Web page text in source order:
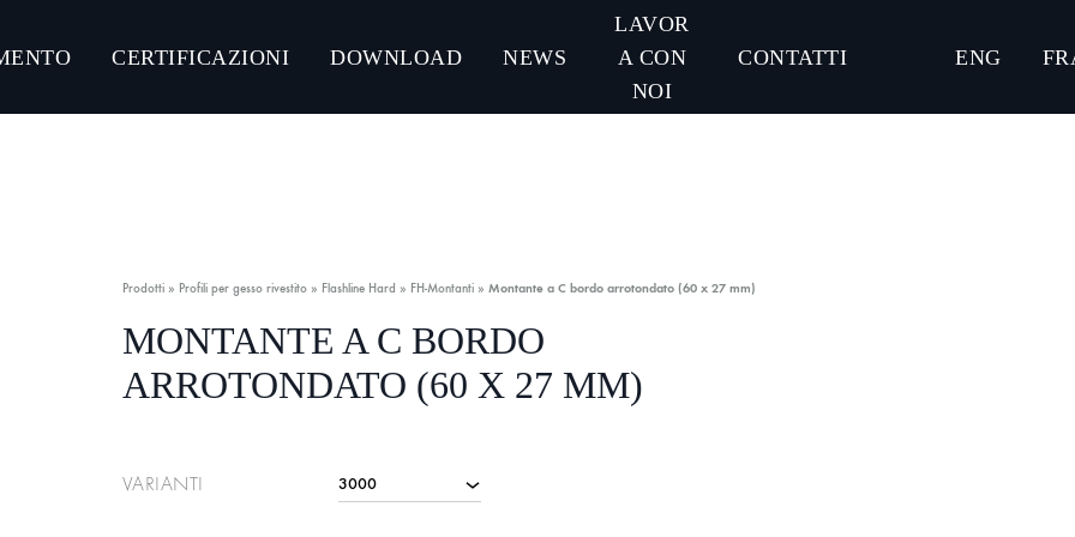
CONNECT ZINCO MAGNESIO
CERTIFICAZIONI DOWNLOAD NEWS
LAVOR
A CON
NOI
CONTATTI ENG
Prodotti» Profili per gesso rivestito» Flashline Hard » FH-Montanti» Montante a C bordo arrotondato (60 x 27 mm)
MONTANTE A C BORDO
ARROTONDATO (60 X 27 MM)
VARIANTI